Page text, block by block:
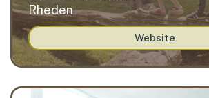
Rheden
Website